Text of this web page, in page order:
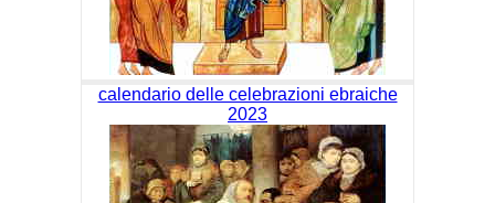
calendario delle celebrazioni ebraiche
2023